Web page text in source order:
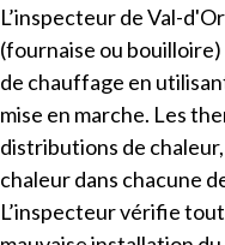
L’inspecteur de Val-
(fournaise ou
de chauffage en
mise en marche. Les
distributions de
chaleur dans chacune
L’inspecteur vérifie